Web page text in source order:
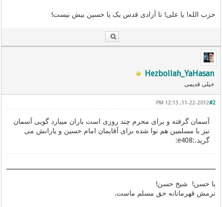
حزب الله! یا علی! تا آزادی قدس یک یا حسین بیش نیست!
Hezbollah_YaHasan
خیلی قدیمی
#2
11-22-2012, 12:13 PM
آسمان گرفته و برای محرم چند روزی است باران میبارد گویی آسمان
نیز با مسلمین هم نوا شده برای آقایمان امام حسین و یارانش می
گرید.:e408:
یا حسن! شیخ حسن!
نرمش قهرمانانه حق مسلم ماست.